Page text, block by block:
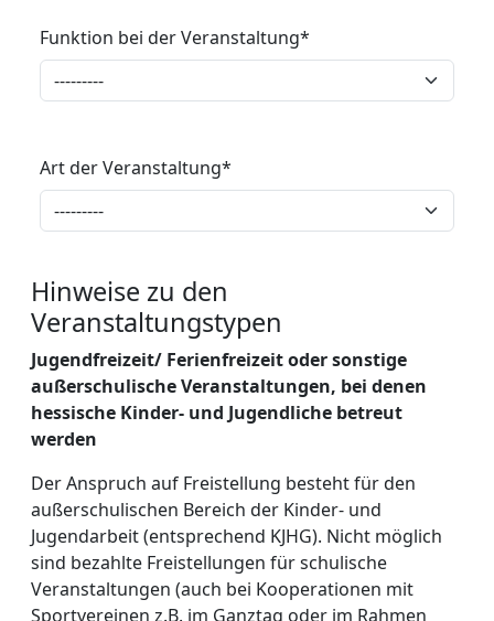
Funktion bei der Veranstaltung*
Art der Veranstaltung*
Hinweise zu den
Veranstaltungstypen
Jugendfreizeit/ Ferienfreizeit oder sonstige
außerschulische Veranstaltungen, bei denen
hessische Kinder- und Jugendliche betreut
werden
Der Anspruch auf Freistellung besteht für den
außerschulischen Bereich der Kinder- und
Jugendarbeit (entsprechend KJHG). Nicht möglich
sind bezahlte Freistellungen für schulische
Veranstaltungen (auch bei Kooperationen mit
Sportvereinen z.B. im Ganztag oder im Rahmen